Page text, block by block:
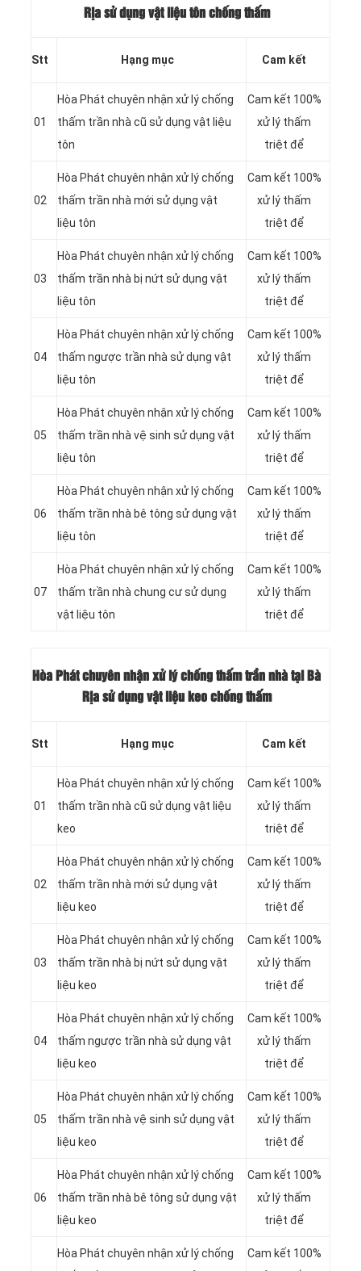
Rịa sử dụng vật liệu tôn chống thấm
Stt Hạng mục Cam kết
01
Hòa Phát chuyên nhận xử lý chống
thấm trần nhà cũ sử dụng vật liệu
tôn
Cam kết 100%
xử lý thấm
triệt để
02
Hòa Phát chuyên nhận xử lý chống
thấm trần nhà mới sử dụng vật
liệu tôn
Cam kết 100%
xử lý thấm
triệt để
03
Hòa Phát chuyên nhận xử lý chống
thấm trần nhà bị nứt sử dụng vật
liệu tôn
Cam kết 100%
xử lý thấm
triệt để
04
Hòa Phát chuyên nhận xử lý chống
thấm ngược trần nhà sử dụng vật
liệu tôn
Cam kết 100%
xử lý thấm
triệt để
05
Hòa Phát chuyên nhận xử lý chống
thấm trần nhà vệ sinh sử dụng vật
liệu tôn
Cam kết 100%
xử lý thấm
triệt để
06
Hòa Phát chuyên nhận xử lý chống
thấm trần nhà bê tông sử dụng vật
liệu tôn
Cam kết 100%
xử lý thấm
triệt để
07
Hòa Phát chuyên nhận xử lý chống
thấm trần nhà chung cư sử dụng
vật liệu tôn
Cam kết 100%
xử lý thấm
triệt để
Hòa Phát chuyên nhận xử lý chống thấm trần nhà tại Bà
Rịa sử dụng vật liệu keo chống thấm
Stt Hạng mục Cam kết
01
Hòa Phát chuyên nhận xử lý chống
thấm trần nhà cũ sử dụng vật liệu
keo
Cam kết 100%
xử lý thấm
triệt để
02
Hòa Phát chuyên nhận xử lý chống
thấm trần nhà mới sử dụng vật
liệu keo
Cam kết 100%
xử lý thấm
triệt để
03
Hòa Phát chuyên nhận xử lý chống
thấm trần nhà bị nứt sử dụng vật
liệu keo
Cam kết 100%
xử lý thấm
triệt để
04
Hòa Phát chuyên nhận xử lý chống
thấm ngược trần nhà sử dụng vật
liệu keo
Cam kết 100%
xử lý thấm
triệt để
05
Hòa Phát chuyên nhận xử lý chống
thấm trần nhà vệ sinh sử dụng vật
liệu keo
Cam kết 100%
xử lý thấm
triệt để
06
Hòa Phát chuyên nhận xử lý chống
thấm trần nhà bê tông sử dụng vật
liệu keo
Cam kết 100%
xử lý thấm
triệt để
Hòa Phát chuyên nhận xử lý chống
Cam kết 100%